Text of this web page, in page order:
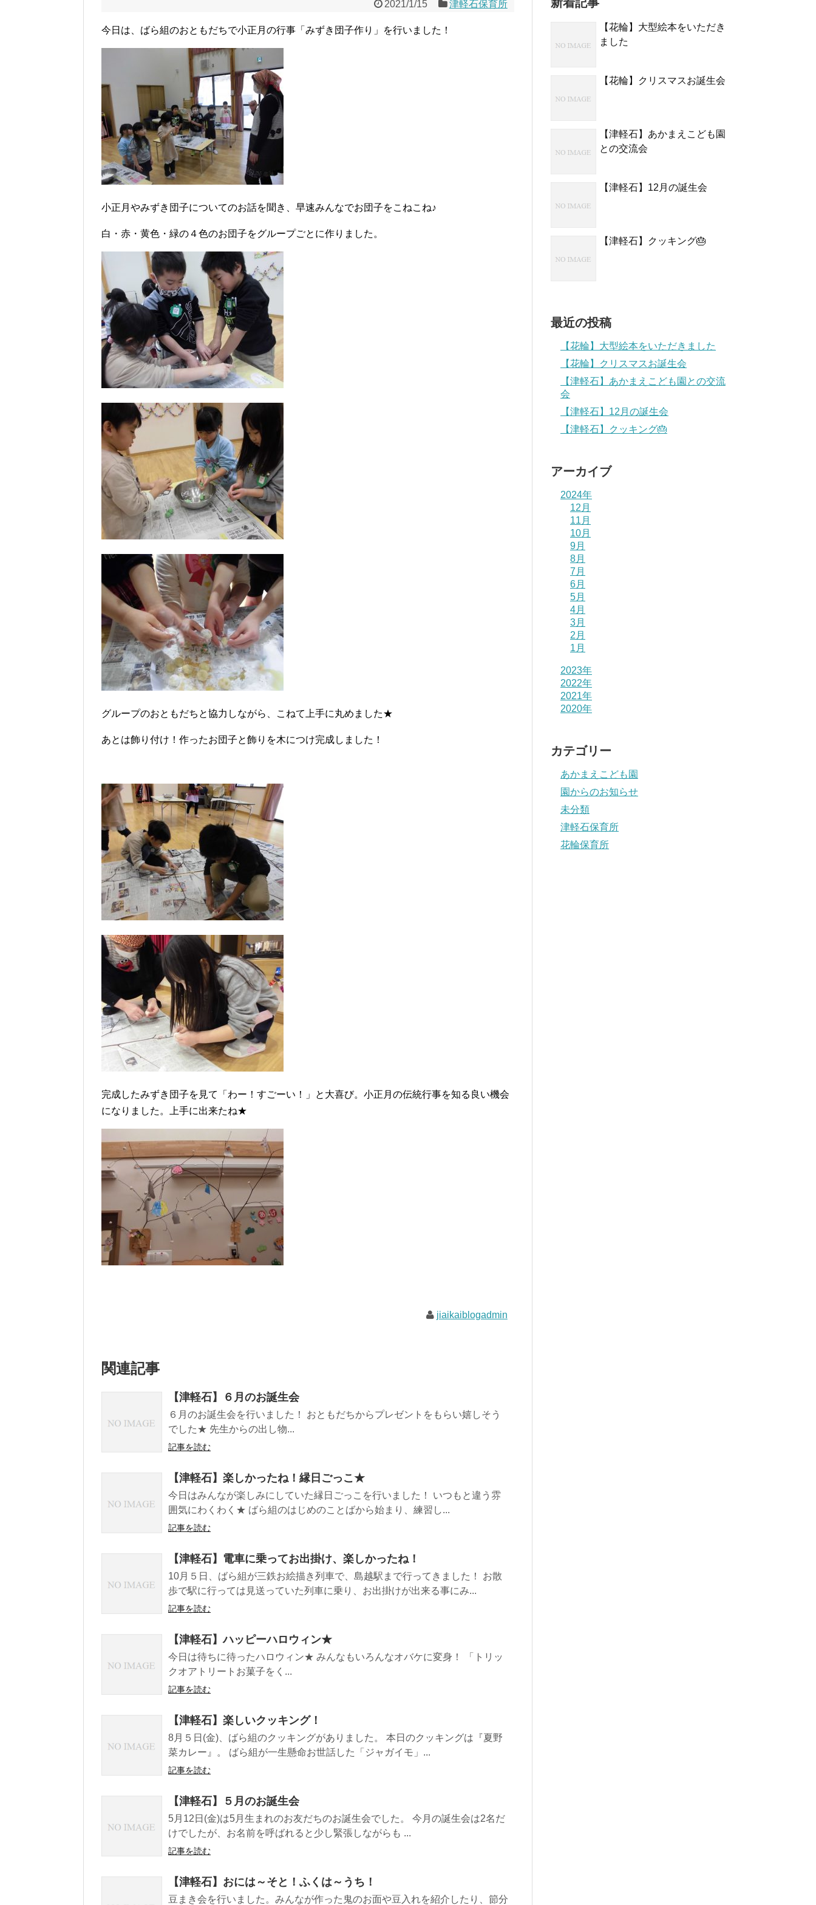
2021/1/15 津軽石保育所
今日は、ばら組のおともだちで小正月の行事「みずき団子作り」を行いました！
小正月やみずき団子についてのお話を聞き、早速みんなでお団子をこねこね♪
白・赤・黄色・緑の４色のお団子をグループごとに作りました。
グループのおともだちと協力しながら、こねて上手に丸めました★
あとは飾り付け！作ったお団子と飾りを木につけ完成しました！
完成したみずき団子を見て「わー！すごーい！」と大喜び。小正月の伝統行事を知る良い機会
になりました。上手に出来たね★
jiaikaiblogadmin
関連記事
【津軽石】６月のお誕生会
６月のお誕生会を行いました！ おともだちからプレゼントをもらい嬉しそう
でした★ 先生からの出し物...
記事を読む
【津軽石】楽しかったね！縁日ごっこ★
今日はみんなが楽しみにしていた縁日ごっこを行いました！ いつもと違う雰
囲気にわくわく★ ばら組のはじめのことばから始まり、練習し...
記事を読む
【津軽石】電車に乗ってお出掛け、楽しかったね！
10月５日、ばら組が三鉄お絵描き列車で、島越駅まで行ってきました！ お散
歩で駅に行っては見送っていた列車に乗り、お出掛けが出来る事にみ...
記事を読む
【津軽石】ハッピーハロウィン★
今日は待ちに待ったハロウィン★ みんなもいろんなオバケに変身！ 「トリッ
クオアトリートお菓子をく...
記事を読む
【津軽石】楽しいクッキング！
8月５日(金)、ばら組のクッキングがありました。 本日のクッキングは『夏野
菜カレー』。 ばら組が一生懸命お世話した「ジャガイモ」...
記事を読む
【津軽石】５月のお誕生会
5月12日(金)は5月生まれのお友だちのお誕生会でした。 今月の誕生会は2名だ
けでしたが、お名前を呼ばれると少し緊張しながらも ...
記事を読む
【津軽石】おには～そと！ふくは～うち！
豆まき会を行いました。みんなが作った鬼のお面や豆入れを紹介したり、節分
【花輪】大型絵本をいただき
ました
【花輪】クリスマスお誕生会
【津軽石】あかまえこども園
との交流会
【津軽石】12月の誕生会
【津軽石】クッキング🎂
最近の投稿
【花輪】大型絵本をいただきました
【花輪】クリスマスお誕生会
【津軽石】あかまえこども園との交流
会
【津軽石】12月の誕生会
【津軽石】クッキング🎂
アーカイブ
2024年
12月
11月
10月
9月
8月
7月
6月
5月
4月
3月
2月
1月
2023年
2022年
2021年
2020年
カテゴリー
あかまえこども園
園からのお知らせ
未分類
津軽石保育所
花輪保育所